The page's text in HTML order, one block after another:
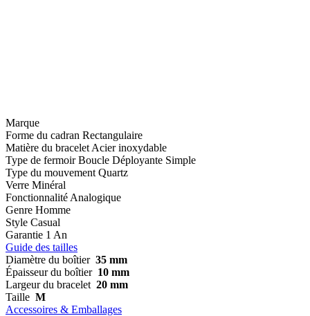
Marque
Forme du cadran Rectangulaire
Matière du bracelet Acier inoxydable
Type de fermoir Boucle Déployante Simple
Type du mouvement Quartz
Verre Minéral
Fonctionnalité Analogique
Genre Homme
Style Casual
Garantie 1 An
Guide des tailles
Diamètre du boîtier 35 mm
Épaisseur du boîtier 10 mm
Largeur du bracelet 20 mm
Taille M
Accessoires & Emballages